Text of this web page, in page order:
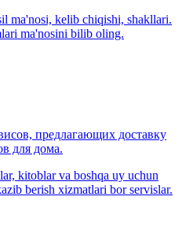
ma'nosi, kelib chiqishi, shakllari.
ma'nosini bilib oling.
предлагающих доставку
для дома.
kitoblar va boshqa uy uchun
berish xizmatlari bor servislar.